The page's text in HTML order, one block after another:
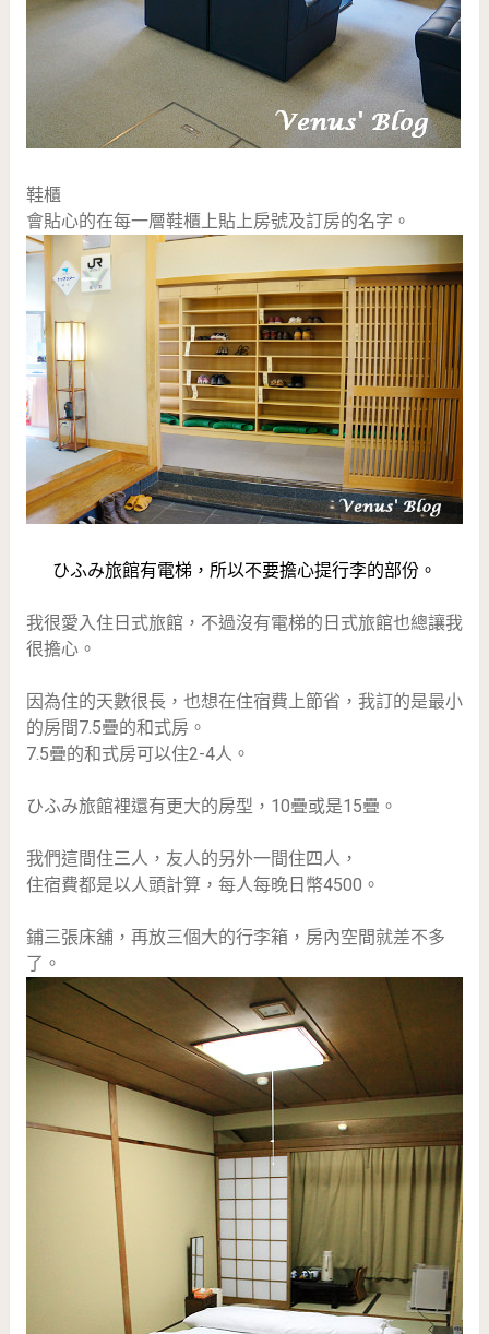
鞋櫃
會貼心的在每一層鞋櫃上貼上房號及訂房的名字。
ひふみ旅館有電梯，所以不要擔心提行李的部份。
我很愛入住日式旅館，不過沒有電梯的日式旅館也總讓我
很擔心。
因為住的天數很長，也想在住宿費上節省，我訂的是最小
的房間7.5疊的和式房。
7.5疊的和式房可以住2-4人。
ひふみ旅館裡還有更大的房型，10疊或是15疊。
我們這間住三人，友人的另外一間住四人，
住宿費都是以人頭計算，每人每晚日幣4500。
鋪三張床舖，再放三個大的行李箱，房內空間就差不多
了。